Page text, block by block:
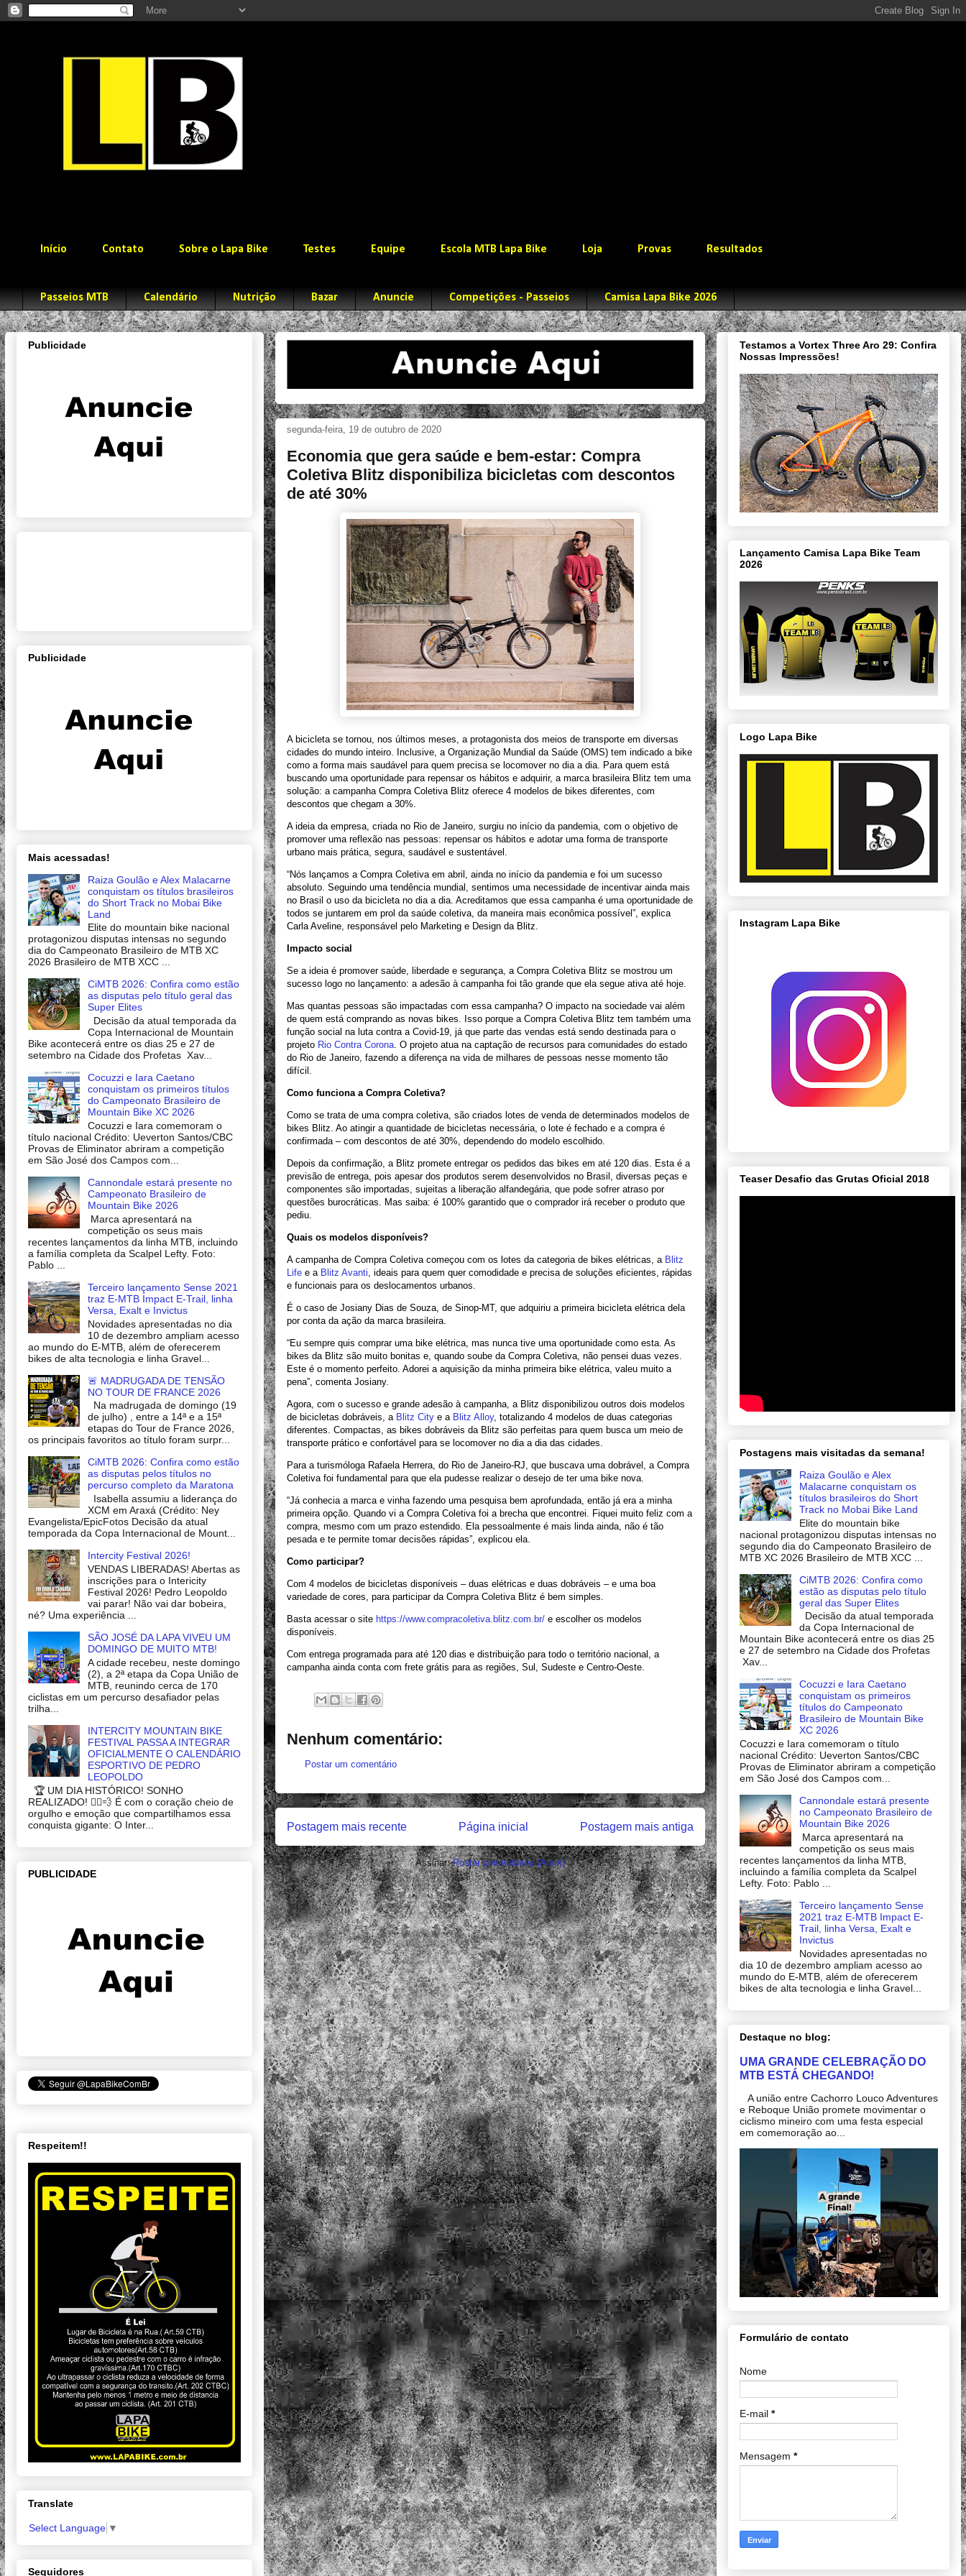
Início Contato Sobre o Lapa Bike Testes Equipe Escola MTB Lapa Bike Loja Provas Resultados
Passeios MTB Calendário Nutrição Bazar Anuncie Competições - Passeios Camisa Lapa Bike 2026
segunda-feira, 19 de outubro de 2020
Economia que gera saúde e bem-estar: Compra
Coletiva Blitz disponibiliza bicicletas com descontos
de até 30%
A bicicleta se tornou, nos últimos meses, a protagonista dos meios de transporte em diversas
cidades do mundo inteiro. Inclusive, a Organização Mundial da Saúde (OMS) tem indicado a bike
como a forma mais saudável para quem precisa se locomover no dia a dia. Para quem está
buscando uma oportunidade para repensar os hábitos e adquirir, a marca brasileira Blitz tem uma
solução: a campanha Compra Coletiva Blitz oferece 4 modelos de bikes diferentes, com
descontos que chegam a 30%.
A ideia da empresa, criada no Rio de Janeiro, surgiu no início da pandemia, com o objetivo de
promover uma reflexão nas pessoas: repensar os hábitos e adotar uma forma de transporte
urbano mais prática, segura, saudável e sustentável.
“Nós lançamos a Compra Coletiva em abril, ainda no início da pandemia e foi um sucesso
absoluto. Seguindo uma tendência mundial, sentimos uma necessidade de incentivar ainda mais
no Brasil o uso da bicicleta no dia a dia. Acreditamos que essa campanha é uma oportunidade de
todos se juntarem em prol da saúde coletiva, da maneira mais econômica possível”, explica
Carla Aveline, responsável pelo Marketing e Design da Blitz.
Impacto social
Se a ideia é promover saúde, liberdade e segurança, a Compra Coletiva Blitz se mostrou um
sucesso logo no lançamento: a adesão à campanha foi tão grande que ela segue ativa até hoje.
Mas quantas pessoas são impactadas com essa campanha? O impacto na sociedade vai além
de quem está comprando as novas bikes. Isso porque a Compra Coletiva Blitz tem também uma
função social na luta contra a Covid-19, já que parte das vendas está sendo destinada para o
projeto Rio Contra Corona. O projeto atua na captação de recursos para comunidades do estado
do Rio de Janeiro, fazendo a diferença na vida de milhares de pessoas nesse momento tão
difícil.
Como funciona a Compra Coletiva?
Como se trata de uma compra coletiva, são criados lotes de venda de determinados modelos de
bikes Blitz. Ao atingir a quantidade de bicicletas necessária, o lote é fechado e a compra é
confirmada – com descontos de até 30%, dependendo do modelo escolhido.
Depois da confirmação, a Blitz promete entregar os pedidos das bikes em até 120 dias. Esta é a
previsão de entrega, pois apesar dos produtos serem desenvolvidos no Brasil, diversas peças e
componentes são importadas, sujeitas a liberação alfandegária, que pode sofrer atraso por
questões burocráticas. Mas saiba: é 100% garantido que o comprador irá receber o produto que
pediu.
Quais os modelos disponíveis?
A campanha de Compra Coletiva começou com os lotes da categoria de bikes elétricas, a Blitz
Life e a Blitz Avanti, ideais para quem quer comodidade e precisa de soluções eficientes, rápidas
e funcionais para os deslocamentos urbanos.
É o caso de Josiany Dias de Souza, de Sinop-MT, que adquiriu a primeira bicicleta elétrica dela
por conta da ação da marca brasileira.
“Eu sempre quis comprar uma bike elétrica, mas nunca tive uma oportunidade como esta. As
bikes da Blitz são muito bonitas e, quando soube da Compra Coletiva, não pensei duas vezes.
Este é o momento perfeito. Adorei a aquisição da minha primeira bike elétrica, valeu muito a
pena”, comenta Josiany.
Agora, com o sucesso e grande adesão à campanha, a Blitz disponibilizou outros dois modelos
de bicicletas dobráveis, a Blitz City e a Blitz Alloy, totalizando 4 modelos de duas categorias
diferentes. Compactas, as bikes dobráveis da Blitz são perfeitas para quem busca um meio de
transporte prático e confortável para se locomover no dia a dia das cidades.
Para a turismóloga Rafaela Herrera, do Rio de Janeiro-RJ, que buscava uma dobrável, a Compra
Coletiva foi fundamental para que ela pudesse realizar o desejo de ter uma bike nova.
“Já conhecia a marca e vinha fazendo uma pesquisa bem aprofundada, então já era a minha
primeira opção. Quando vi a Compra Coletiva foi a brecha que encontrei. Fiquei muito feliz com a
compra, mesmo com um prazo estendido. Ela pessoalmente é mais linda ainda, não é tão
pesada e te permite tomar decisões rápidas”, explicou ela.
Como participar?
Com 4 modelos de bicicletas disponíveis – duas elétricas e duas dobráveis – e uma boa
variedade de cores, para participar da Compra Coletiva Blitz é bem simples.
Basta acessar o site https://www.compracoletiva.blitz.com.br/ e escolher os modelos
disponíveis.
Com entrega programada para até 120 dias e distribuição para todo o território nacional, a
campanha ainda conta com frete grátis para as regiões, Sul, Sudeste e Centro-Oeste.
Nenhum comentário:
Postar um comentário
Postagem mais recente Postagem mais antiga
Página inicial
Assinar:Postar comentários (Atom)
Publicidade
Publicidade
Mais acessadas!
Raiza Goulão e Alex Malacarne
conquistam os títulos brasileiros
do Short Track no Mobai Bike
Land
Elite do mountain bike nacional
protagonizou disputas intensas no segundo
dia do Campeonato Brasileiro de MTB XC
2026 Brasileiro de MTB XCC ...
CiMTB 2026: Confira como estão
as disputas pelo título geral das
Super Elites
Decisão da atual temporada da
Copa Internacional de Mountain
Bike acontecerá entre os dias 25 e 27 de
setembro na Cidade dos Profetas Xav...
Cocuzzi e Iara Caetano
conquistam os primeiros títulos
do Campeonato Brasileiro de
Mountain Bike XC 2026
Cocuzzi e Iara comemoram o
título nacional Crédito: Ueverton Santos/CBC
Provas de Eliminator abriram a competição
em São José dos Campos com...
Cannondale estará presente no
Campeonato Brasileiro de
Mountain Bike 2026
Marca apresentará na
competição os seus mais
recentes lançamentos da linha MTB, incluindo
a família completa da Scalpel Lefty. Foto:
Pablo ...
Terceiro lançamento Sense 2021
traz E-MTB Impact E-Trail, linha
Versa, Exalt e Invictus
Novidades apresentadas no dia
10 de dezembro ampliam acesso
ao mundo do E-MTB, além de oferecerem
bikes de alta tecnologia e linha Gravel...
🚨 MADRUGADA DE TENSÃO
NO TOUR DE FRANCE 2026
Na madrugada de domingo (19
de julho) , entre a 14ª e a 15ª
etapas do Tour de France 2026,
os principais favoritos ao título foram surpr...
CiMTB 2026: Confira como estão
as disputas pelos títulos no
percurso completo da Maratona
Isabella assumiu a liderança do
XCM em Araxá (Crédito: Ney
Evangelista/EpicFotos Decisão da atual
temporada da Copa Internacional de Mount...
Intercity Festival 2026!
VENDAS LIBERADAS! Abertas as
inscrições para o Intericity
Festival 2026! Pedro Leopoldo
vai parar! Não vai dar bobeira,
né? Uma experiência ...
SÃO JOSÉ DA LAPA VIVEU UM
DOMINGO DE MUITO MTB!
A cidade recebeu, neste domingo
(2), a 2ª etapa da Copa União de
MTB, reunindo cerca de 170
ciclistas em um percurso desafiador pelas
trilha...
INTERCITY MOUNTAIN BIKE
FESTIVAL PASSA A INTEGRAR
OFICIALMENTE O CALENDÁRIO
ESPORTIVO DE PEDRO
LEOPOLDO
🏆 UM DIA HISTÓRICO! SONHO
REALIZADO! 🚴‍♂️💨 É com o coração cheio de
orgulho e emoção que compartilhamos essa
conquista gigante: O Inter...
PUBLICIDADE
Respeitem!!
Translate
Select Language ▼
Seguidores
Testamos a Vortex Three Aro 29: Confira
Nossas Impressões!
Lançamento Camisa Lapa Bike Team
2026
Logo Lapa Bike
Instagram Lapa Bike
Teaser Desafio das Grutas Oficial 2018
Postagens mais visitadas da semana!
Raiza Goulão e Alex
Malacarne conquistam os
títulos brasileiros do Short
Track no Mobai Bike Land
Elite do mountain bike
nacional protagonizou disputas intensas no
segundo dia do Campeonato Brasileiro de
MTB XC 2026 Brasileiro de MTB XCC ...
CiMTB 2026: Confira como
estão as disputas pelo título
geral das Super Elites
Decisão da atual temporada
da Copa Internacional de
Mountain Bike acontecerá entre os dias 25
e 27 de setembro na Cidade dos Profetas
Xav...
Cocuzzi e Iara Caetano
conquistam os primeiros
títulos do Campeonato
Brasileiro de Mountain Bike
XC 2026
Cocuzzi e Iara comemoram o título
nacional Crédito: Ueverton Santos/CBC
Provas de Eliminator abriram a competição
em São José dos Campos com...
Cannondale estará presente
no Campeonato Brasileiro de
Mountain Bike 2026
Marca apresentará na
competição os seus mais
recentes lançamentos da linha MTB,
incluindo a família completa da Scalpel
Lefty. Foto: Pablo ...
Terceiro lançamento Sense
2021 traz E-MTB Impact E-
Trail, linha Versa, Exalt e
Invictus
Novidades apresentadas no
dia 10 de dezembro ampliam acesso ao
mundo do E-MTB, além de oferecerem
bikes de alta tecnologia e linha Gravel...
Destaque no blog:
UMA GRANDE CELEBRAÇÃO DO
MTB ESTÁ CHEGANDO!
A união entre Cachorro Louco Adventures
e Reboque União promete movimentar o
ciclismo mineiro com uma festa especial
em comemoração ao...
Formulário de contato
Nome
E-mail *
Mensagem *